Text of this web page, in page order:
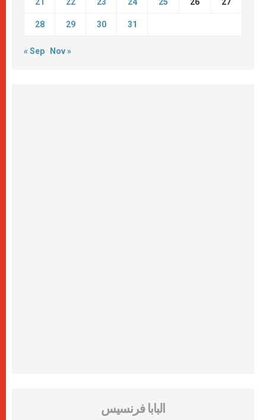
28 29 30 31
« Sep Nov »
البابا فرنسيس